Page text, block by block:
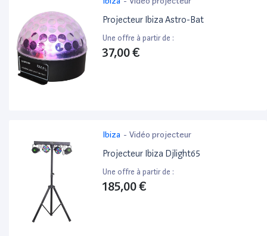
Projecteur Ibiza Astro-Bat
Une offre à partir de :
37,00 €
Ibiza - Vidéo projecteur
Projecteur Ibiza Djlight65
Une offre à partir de :
185,00 €